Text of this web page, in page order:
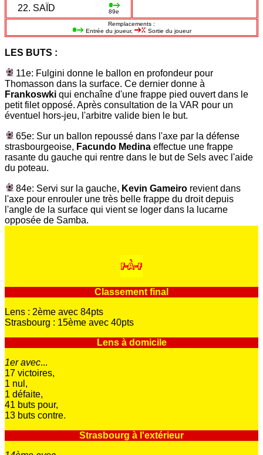
Classement final
Lens : 2ème avec 84pts
Strasbourg : 15ème avec 40pts
Lens à domicile
1er avec...
17 victoires,
1 nul,
1 défaite,
41 buts pour,
13 buts contre.
Strasbourg à l'extérieur
22. SAÏD 89e
Remplacements :
Entrée du joueur,
Sortie du joueur
LES BUTS :
11e: Fulgini donne le ballon en profondeur pour
Thomasson dans la surface. Ce dernier donne à
Frankoswki qui enchaîne d'une frappe pied ouvert dans le
petit filet opposé. Après consultation de la VAR pour un
éventuel hors-jeu, l'arbitre valide bien le but.
65e: Sur un ballon repoussé dans l'axe par la défense
strasbourgeoise, Facundo Medina effectue une frappe
rasante du gauche qui rentre dans le but de Sels avec l'aide
du poteau.
84e: Servi sur la gauche, Kevin Gameiro revient dans
l'axe pour enrouler une très belle frappe du droit depuis
l'angle de la surface qui vient se loger dans la lucarne
opposée de Samba.